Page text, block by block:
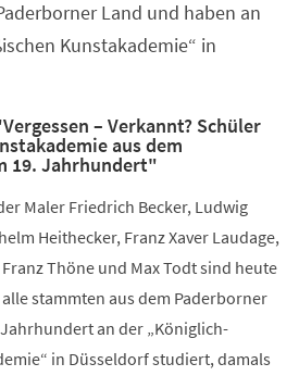
Land und haben an
Kunstakademie“ in
– Verkannt? Schüler
aus dem
19. Jahrhundert"
Maler Friedrich Becker, Ludwig
Heithecker, Franz Xaver Laudage,
Thöne und Max Todt sind heute
stammten aus dem Paderborner
an der „Königlich-
in Düsseldorf studiert, damals